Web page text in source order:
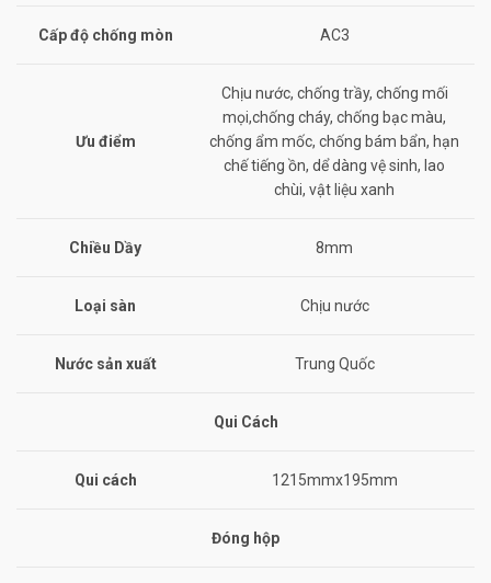
Cấp độ chống mòn AC3
Ưu điểm
Chịu nước, chống trầy, chống mối
mọi,chống cháy, chống bạc màu,
chống ẩm mốc, chống bám bẩn, hạn
chế tiếng ồn, dể dàng vệ sinh, lao
chùi, vật liệu xanh
Chiều Dầy 8mm
Loại sàn Chịu nước
Nước sản xuất Trung Quốc
Qui Cách
Qui cách 1215mmx195mm
Đóng hộp